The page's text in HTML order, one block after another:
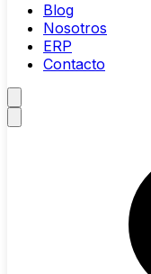
Blog
Nosotros
ERP
Contacto